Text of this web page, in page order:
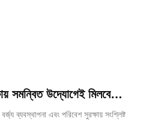
সমন্বিত উদ্যোগেই মিলবে
ব্যবস্থাপনা এবং পরিবেশ সুরক্ষায় সংশ্লিষ্ট